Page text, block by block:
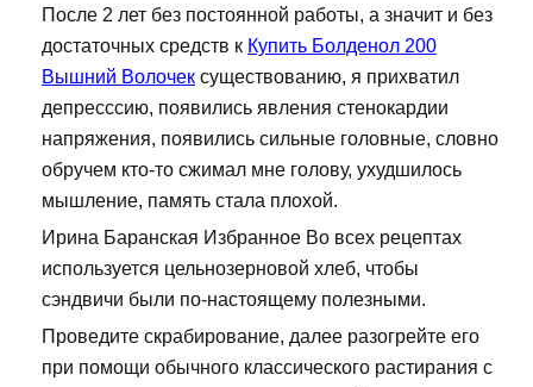
После 2 лет без постоянной работы, а значит и без
достаточных средств к Купить Болденол 200
Вышний Волочек существованию, я прихватил
депресссию, появились явления стенокардии
напряжения, появились сильные головные, словно
обручем кто-то сжимал мне голову, ухудшилось
мышление, память стала плохой.
Ирина Баранская Избранное Во всех рецептах
используется цельнозерновой хлеб, чтобы
сэндвичи были по-настоящему полезными.
Проведите скрабирование, далее разогрейте его
при помощи обычного классического растирания с